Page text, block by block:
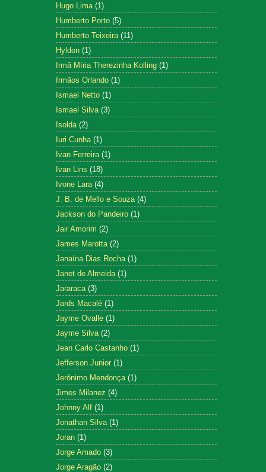
Hugo Lima (1)
Humberto Porto (5)
Humberto Teixeira (11)
Hyldon (1)
Irmã Míria Therezinha Kolling (1)
Irmãos Orlando (1)
Ismael Netto (1)
Ismael Silva (3)
Isolda (2)
Iuri Cunha (1)
Ivan Ferreira (1)
Ivan Lins (18)
Ivone Lara (4)
J. B. de Mello e Souza (4)
Jackson do Pandeiro (1)
Jair Amorim (2)
James Marotta (2)
Janaína Dias Rocha (1)
Janet de Almeida (1)
Jararaca (3)
Jards Macalé (1)
Jayme Ovalle (1)
Jayme Silva (2)
Jean Carlo Castanho (1)
Jefferson Junior (1)
Jerônimo Mendonça (1)
Jimes Milanez (4)
Johnny Alf (1)
Jonathan Silva (1)
Joran (1)
Jorge Amado (3)
Jorge Aragão (2)